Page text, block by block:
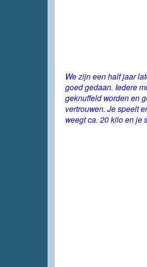
We zijn een half jaar
goed gedaan. Iedere
geknuffeld worden en
vertrouwen. Je speelt
weegt ca. 20 kilo en je